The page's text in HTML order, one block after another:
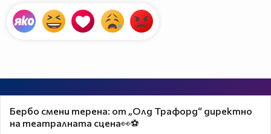
Бербо смени терена: от „Олд Трафорд“ директно
на театралната сцена👀⚽